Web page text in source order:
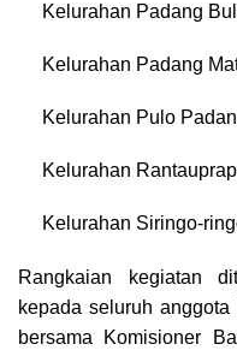
Kelurahan Padang
Kelurahan Padang
Kelurahan Pulo
Kelurahan
Kelurahan Siringo-
Rangkaian kegiatan
kepada seluruh
bersama Komisioner